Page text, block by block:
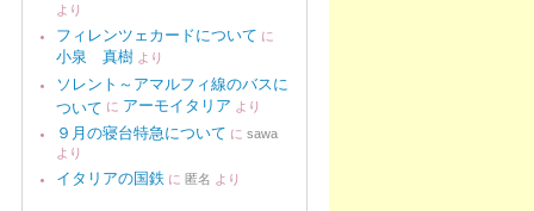
より
フィレンツェカードについて に
小泉 真樹 より
ソレント～アマルフィ線のバスに
ついて に アーモイタリア より
９月の寝台特急について に sawa
より
イタリアの国鉄 に 匿名 より